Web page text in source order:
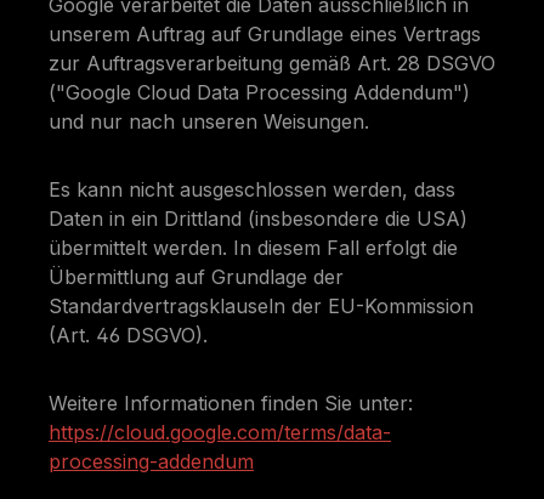
Google verarbeitet die Daten ausschließlich in
unserem Auftrag auf Grundlage eines Vertrags
zur Auftragsverarbeitung gemäß Art. 28 DSGVO
("Google Cloud Data Processing Addendum")
und nur nach unseren Weisungen.
Es kann nicht ausgeschlossen werden, dass
Daten in ein Drittland (insbesondere die USA)
übermittelt werden. In diesem Fall erfolgt die
Übermittlung auf Grundlage der
Standardvertragsklauseln der EU-Kommission
(Art. 46 DSGVO).
Weitere Informationen finden Sie unter:
https://cloud.google.com/terms/data-
processing-addendum